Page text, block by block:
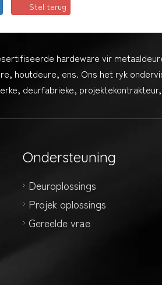
Stel terug
hardeware vir
houtdeure, ens. Ons het ryk
deurfabrieke,
Ondersteuning
Deuroplossings
Projek oplossings
Gereelde vrae